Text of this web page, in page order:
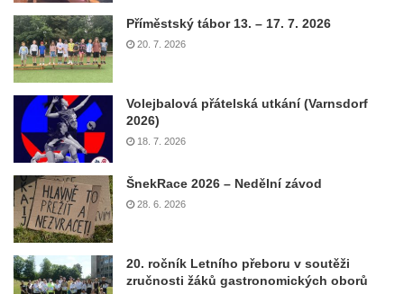
Příměstský tábor 13. – 17. 7. 2026
20. 7. 2026
Volejbalová přátelská utkání (Varnsdorf
2026)
18. 7. 2026
ŠnekRace 2026 – Nedělní závod
28. 6. 2026
20. ročník Letního přeboru v soutěži
zručnosti žáků gastronomických oborů